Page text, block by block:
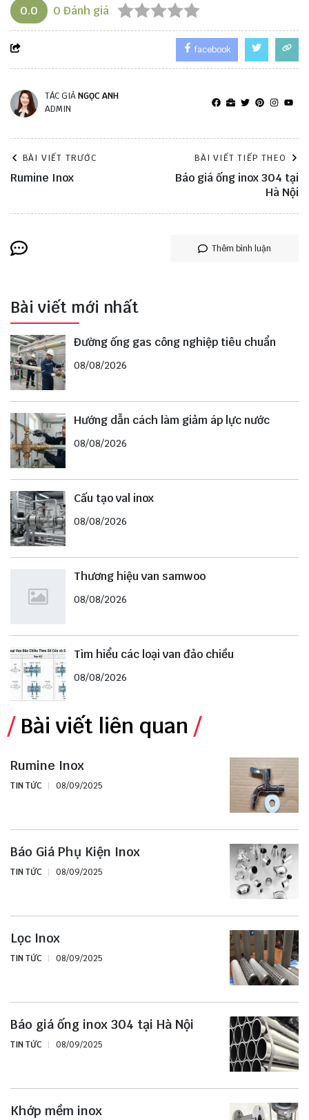
0.0 0 Đánh giá
facebook
TÁC GIẢNGỌC ANH
ADMIN
BÀI VIẾT TRƯỚC
Rumine Inox
BÀI VIẾT TIẾP THEO
Báo giá ống inox 304 tại
Hà Nội
Thêm bình luận
Bài viết mới nhất
Đường ống gas công nghiệp tiêu chuẩn
08/08/2026
Hướng dẫn cách làm giảm áp lực nước
08/08/2026
Cấu tạo val inox
08/08/2026
Thương hiệu van samwoo
08/08/2026
Tìm hiểu các loại van đảo chiều
08/08/2026
Bài viết liên quan
Rumine Inox
TIN TỨC 08/09/2025
Báo Giá Phụ Kiện Inox
TIN TỨC 08/09/2025
Lọc Inox
TIN TỨC 08/09/2025
Báo giá ống inox 304 tại Hà Nội
TIN TỨC 08/09/2025
Khớp mềm inox